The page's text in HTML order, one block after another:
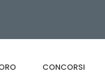
CONCORSI